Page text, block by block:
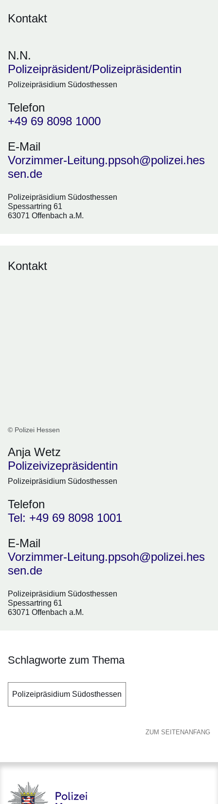
Kontakt
N.N.
Polizeipräsident/Polizeipräsidentin
Polizeipräsidium Südosthessen
Telefon
+49 69 8098 1000
E-Mail
Vorzimmer-Leitung.ppsoh@polizei.hes
sen.de
Polizeipräsidium Südosthessen
Spessartring 61
63071 Offenbach a.M.
Kontakt
© Polizei Hessen
Anja Wetz
Polizeivizepräsidentin
Polizeipräsidium Südosthessen
Telefon
Tel: +49 69 8098 1001
E-Mail
Vorzimmer-Leitung.ppsoh@polizei.hes
sen.de
Polizeipräsidium Südosthessen
Spessartring 61
63071 Offenbach a.M.
Schlagworte zum Thema
Polizeipräsidium Südosthessen
ZUM SEITENANFANG